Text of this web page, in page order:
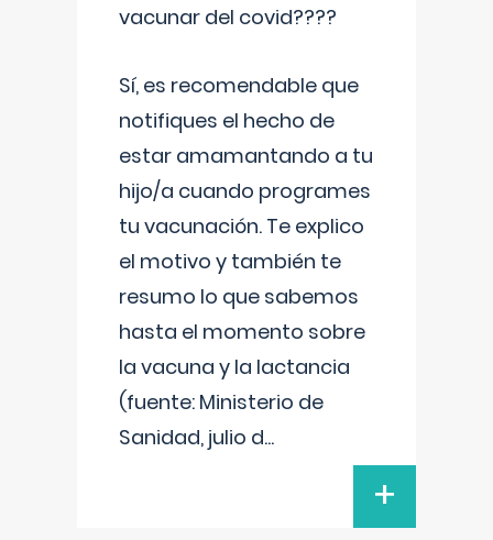
vacunar del covid????
Sí, es recomendable que
notifiques el hecho de
estar amamantando a tu
hijo/a cuando programes
tu vacunación. Te explico
el motivo y también te
resumo lo que sabemos
hasta el momento sobre
la vacuna y la lactancia
(fuente: Ministerio de
Sanidad, julio d...
+